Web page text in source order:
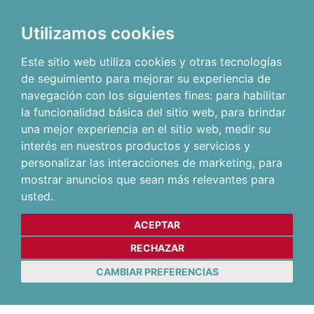
Utilizamos cookies
Este sitio web utiliza cookies y otras tecnologías
de seguimiento para mejorar su experiencia de
navegación con los siguientes fines: para habilitar
la funcionalidad básica del sitio web, para brindar
una mejor experiencia en el sitio web, medir su
interés en nuestros productos y servicios y
personalizar las interacciones de marketing, para
mostrar anuncios que sean más relevantes para
usted.
ACEPTAR
RECHAZAR
CAMBIAR PREFERENCIAS